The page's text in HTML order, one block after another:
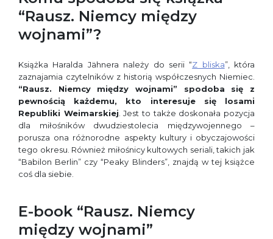
“Rausz. Niemcy między
wojnami”?
Książka Haralda Jähnera należy do serii “Z bliska”, która
zaznajamia czytelników z historią współczesnych Niemiec.
“Rausz. Niemcy między wojnami” spodoba się z
pewnością każdemu, kto interesuje się losami
Republiki Weimarskiej . Jest to także doskonała pozycja
dla miłośników dwudziestolecia międzywojennego –
porusza ona różnorodne aspekty kultury i obyczajowości
tego okresu. Również miłośnicy kultowych seriali, takich jak
“Babilon Berlin” czy “Peaky Blinders”, znajdą w tej książce
coś dla siebie.
E-book “Rausz. Niemcy
między wojnami”